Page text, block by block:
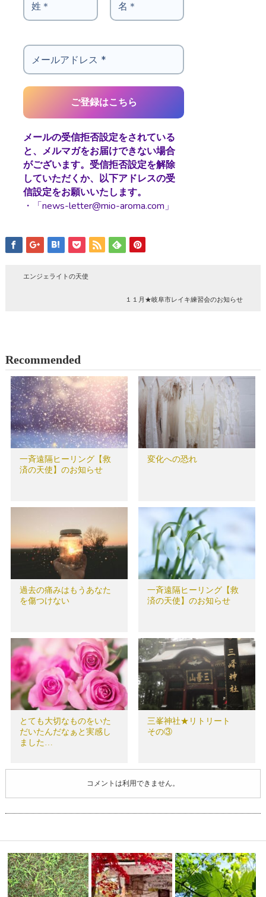
メールの受信拒否設定をされている
と、メルマガをお届けできない場合
がございます。受信拒否設定を解除
していただくか、以下アドレスの受
信設定をお願いいたします。
・「news-letter@mio-aroma.com」
エンジェライトの天使
１１月★岐阜市レイキ練習会のお知らせ
Recommended
一斉遠隔ヒーリング【救
済の天使】のお知らせ
変化への恐れ
過去の痛みはもうあなた
を傷つけない
一斉遠隔ヒーリング【救
済の天使】のお知らせ
とても大切なものをいた
だいたんだなぁと実感し
ました…
三峯神社★リトリート
その③
コメントは利用できません。